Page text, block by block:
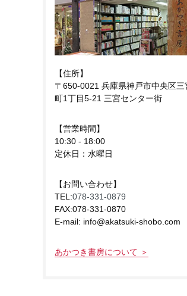
【住所】
〒650-0021 兵庫県神戸市中央区三
町1丁目5-21 三宮センター街
【営業時間】
10:30 - 18:00
定休日：水曜日
【お問い合わせ】
TEL:078-331-0879
FAX:078-331-0870
E-mail: info@akatsuki-shobo.com
あかつき書房について ＞